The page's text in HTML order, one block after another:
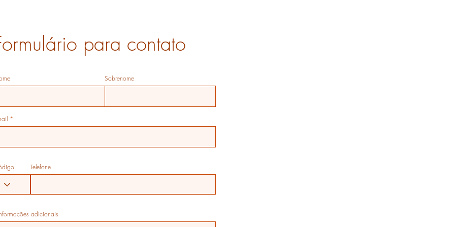
para contato
Sobrenome
Telefone
adicionais